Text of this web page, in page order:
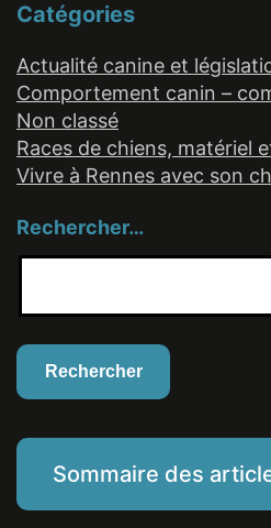
Catégories
Actualité canine et
Comportement canin –
Non classé
Races de chiens, matériel
Vivre à Rennes avec son
Rechercher…
Sommaire des